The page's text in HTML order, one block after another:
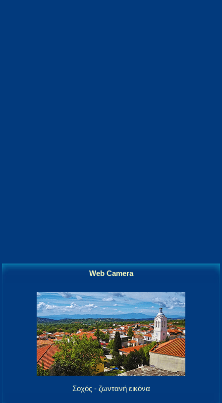
Web Camera
Σοχός - ζωντανή εικόνα